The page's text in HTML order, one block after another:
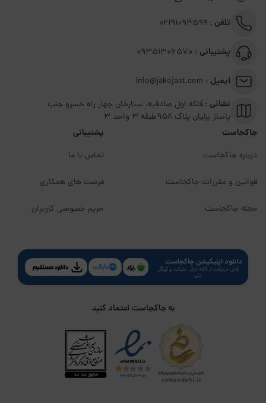
تلفن : 02191094599
پشتیبانی :
ایمیل :
نشانی :فلکه اول صادقیه، ستارخان چهار راه خسرو جنب
پاساژ برلیان پلاک ۹۵۸طبقه 3 واحد 3
جاکجاست
درباره جاکجاست
قوانین و مقررات جاکجاست
مجله جاکجاست
پشتیبانی
تماس با ما
فرصت های همکاری
حریم خصوصی کاربران
دانلود اپلیکیشن جاکجاست
قابل دریافت از کافه بازار، مایکت و گوگل
پلی
به جاکجاست اعتماد کنید